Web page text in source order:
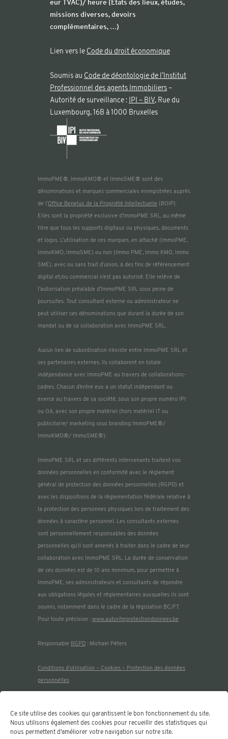
Ce site utilise des cookies qui garantissent le bon fonctionnement du site.
Nous utilisons également des cookies pour recueillir des statistiques qui
nous permettent d'améliorer votre navigation sur notre site.
eur TVAC)/ heure (Etats des lieux, études,
missions diverses, devoirs
complémentaires, …)
Lien vers le Code du droit économique
Soumis au Code de déontologie de l’lnstitut
Professionnel des agents Immobiliers –
Autorité de surveillance : IPI – BIV, Rue du
Luxembourg, 16B à 1000 Bruxelles
ImmoPME®, ImmoKMO® et ImmoSME® sont des
dénominations et marques commerciales enregistrées auprès
de l’Office Benelux de la Propriété Intellectuelle (BOIP).
Elles sont la propriété exclusive d’ImmoPME SRL, au même
titre que tous les supports digitaux ou physiques, documents
et logos. L’utilisation de ces marques, en attaché (ImmoPME,
ImmoKMO, ImmoSME) ou non (Immo PME, Immo KMO, Immo
SME), avec ou sans trait d’union, à des fins de référencement
digital et/ou commercial n’est pas autorisé. Elle relève de
l’autorisation préalable d’ImmoPME SRL sous peine de
poursuites. Tout consultant externe ou administrateur ne
peut utiliser ces dénominations que durant la durée de son
mandat ou de sa collaboration avec ImmoPME SRL.
Aucun lien de subordination n’existe entre ImmoPME SRL et
ses partenaires externes. Ils collaborent en totale
indépendance avec ImmoPME au travers de collaborations-
cadres. Chacun d’entre eux a un statut indépendant ou
exerce au travers de sa société, sous son propre numéro IPI
ou OA, avec son propre matériel (hors matériel IT ou
publicitaire/ marketing sous branding ImmoPME®/
ImmoKMO®/ ImmoSME®).
ImmoPME SRL et ses différents intervenants traitent vos
données personnelles en conformité avec le règlement
général de protection des données personnelles (RGPD) et
avec les dispositions de la réglementation fédérale relative à
la protection des personnes physiques lors de traitement des
données à caractère personnel. Les consultants externes
sont personnellement responsables des données
personnelles qu’il sont amenés à traiter dans le cadre de leur
collaboration avec ImmoPME SRL. La durée de conservation
de ces données est de 10 ans minimum, pour permettre à
ImmoPME, ses administrateurs et consultants de répondre
aux obligations légales et réglementaires auxquelles ils sont
soumis, notamment dans le cadre de la législation BC/FT.
Pour toute précision : www.autoriteprotectiondonnees.be
Responsable RGPD : Michael Péters
Conditions d’utilisation – Cookies – Protection des données
personnelles